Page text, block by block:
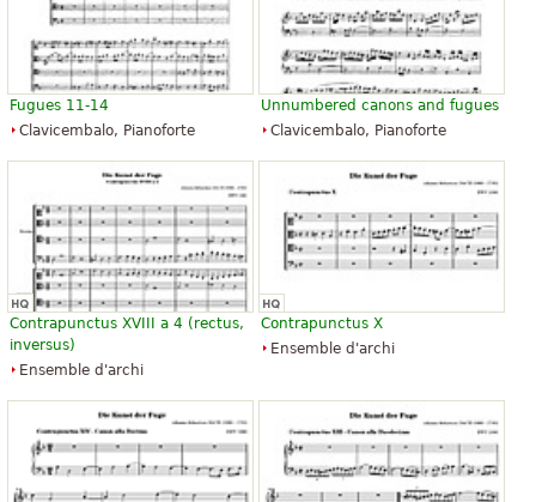
Fugues 11-14
Clavicembalo, Pianoforte
Unnumbered canons and fugues
Clavicembalo, Pianoforte
Contrapunctus XVIII a 4 (rectus,
inversus)
Ensemble d'archi
Contrapunctus X
Ensemble d'archi